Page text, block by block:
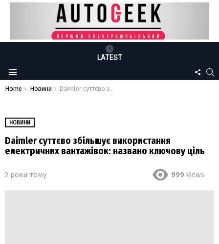
LATEST
Menu
US
You are here:
Home Новини Daimler суттєво збільшує використання електричних вантажівок: названо ключову ціль
НОВИНИ
Daimler суттєво збільшує використання
електричних вантажівок: названо ключову ціль
2 роки тому 999 Views